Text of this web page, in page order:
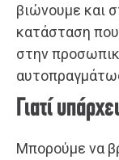
βιώνουμε και
κατάσταση που
στην
Γιατί
Μπορούμε να